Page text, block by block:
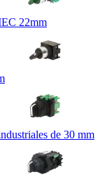
22mm
de 30 mm